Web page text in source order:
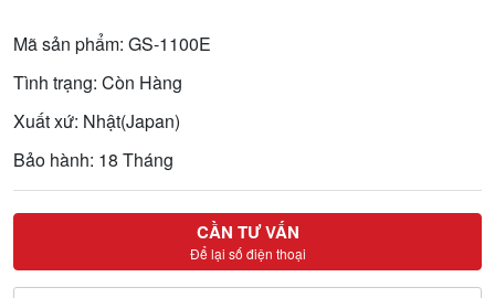
Mã sản phẩm: GS-1100E
Tình trạng: Còn Hàng
Xuất xứ: Nhật(Japan)
Bảo hành: 18 Tháng
CẦN TƯ VẤN
Để lại số điện thoại